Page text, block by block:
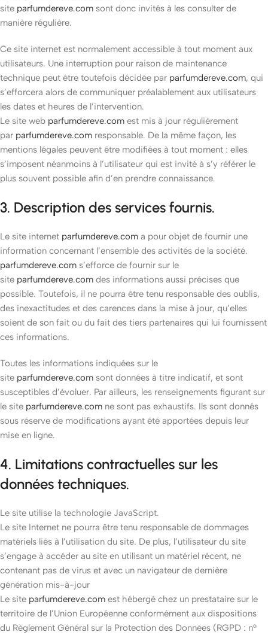
site parfumdereve.com sont donc invités à les consulter de
manière régulière.
Ce site internet est normalement accessible à tout moment aux
utilisateurs. Une interruption pour raison de maintenance
technique peut être toutefois décidée par parfumdereve.com, qui
s’efforcera alors de communiquer préalablement aux utilisateurs
les dates et heures de l’intervention.
Le site web parfumdereve.com est mis à jour régulièrement
par parfumdereve.com responsable. De la même façon, les
mentions légales peuvent être modifiées à tout moment : elles
s’imposent néanmoins à l’utilisateur qui est invité à s’y référer le
plus souvent possible afin d’en prendre connaissance.
3. Description des services fournis.
Le site internet parfumdereve.com a pour objet de fournir une
information concernant l’ensemble des activités de la société.
parfumdereve.com s’efforce de fournir sur le
site parfumdereve.com des informations aussi précises que
possible. Toutefois, il ne pourra être tenu responsable des oublis,
des inexactitudes et des carences dans la mise à jour, qu’elles
soient de son fait ou du fait des tiers partenaires qui lui fournissent
ces informations.
Toutes les informations indiquées sur le
site parfumdereve.com sont données à titre indicatif, et sont
susceptibles d’évoluer. Par ailleurs, les renseignements figurant sur
le site parfumdereve.com ne sont pas exhaustifs. Ils sont donnés
sous réserve de modifications ayant été apportées depuis leur
mise en ligne.
4. Limitations contractuelles sur les
données techniques.
Le site utilise la technologie JavaScript.
Le site Internet ne pourra être tenu responsable de dommages
matériels liés à l’utilisation du site. De plus, l’utilisateur du site
s’engage à accéder au site en utilisant un matériel récent, ne
contenant pas de virus et avec un navigateur de dernière
génération mis-à-jour
Le site parfumdereve.com est hébergé chez un prestataire sur le
territoire de l’Union Européenne conformément aux dispositions
du Règlement Général sur la Protection des Données (RGPD : n°